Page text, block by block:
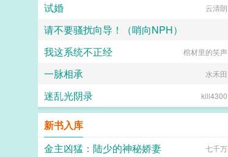
试婚 云清朗
请不要骚扰向导！（哨向NPH）
我命由我不由天！
我这系统不正经 棺材里的笑声
一脉相承 水禾田
迷乱光阴录 kill4300
新书入库
金主凶猛：陆少的神秘娇妻
七千万